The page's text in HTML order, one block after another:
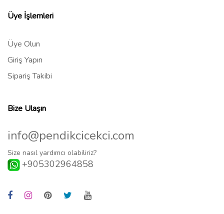
Üye İşlemleri
Üye Olun
Giriş Yapın
Sipariş Takibi
Bize Ulaşın
info@pendikcicekci.com
Size nasıl yardımcı olabiliriz?
+905302964858